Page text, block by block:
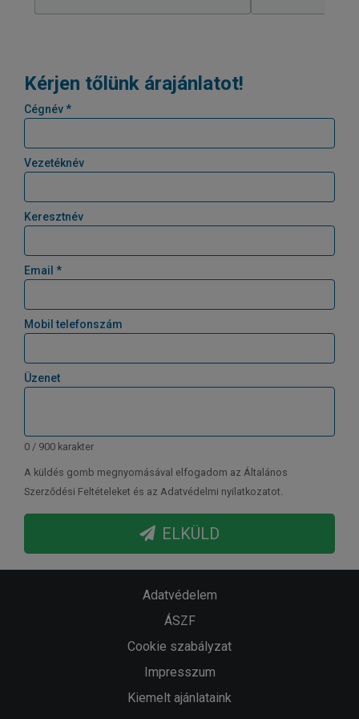
Kérjen tőlünk árajánlatot!
Cégnév *
Vezetéknév
Keresztnév
Email *
Mobil telefonszám
Üzenet
0 / 900 karakter
A küldés gomb megnyomásával elfogadom az Általános
Szerződési Feltételeket és az Adatvédelmi nyilatkozatot.
ELKÜLD
Adatvédelem
ÁSZF
Cookie szabályzat
Impresszum
Kiemelt ajánlataink